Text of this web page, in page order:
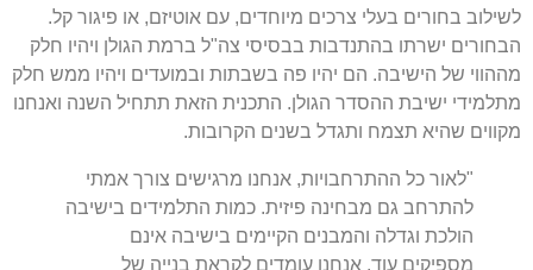
לשילוב בחורים בעלי צרכים מיוחדים, עם אוטיזם, או פיגור קל.
הבחורים ישרתו בהתנדבות בבסיסי צה"ל ברמת הגולן ויהיו חלק
מההווי של הישיבה. הם יהיו פה בשבתות ובמועדים ויהיו ממש חלק
מתלמידי ישיבת ההסדר הגולן. התכנית הזאת תתחיל השנה ואנחנו
מקווים שהיא תצמח ותגדל בשנים הקרובות.
"לאור כל ההתרחבויות, אנחנו מרגישים צורך אמתי
להתרחב גם מבחינה פיזית. כמות התלמידים בישיבה
הולכת וגדלה והמבנים הקיימים בישיבה אינם
מספיקים עוד. אנחנו עומדים לקראת בנייה של